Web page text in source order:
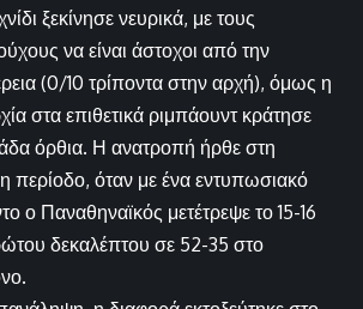
ξεκίνησε νευρικά, με τους
να είναι άστοχοι από την
(0/10 τρίποντα στην αρχή), όμως η
στα επιθετικά ριμπάουντ κράτησε
όρθια. Η ανατροπή ήρθε στη
περίοδο, όταν με ένα εντυπωσιακό
ο Παναθηναϊκός μετέτρεψε το 15-16
δεκαλέπτου σε 52-35 στο